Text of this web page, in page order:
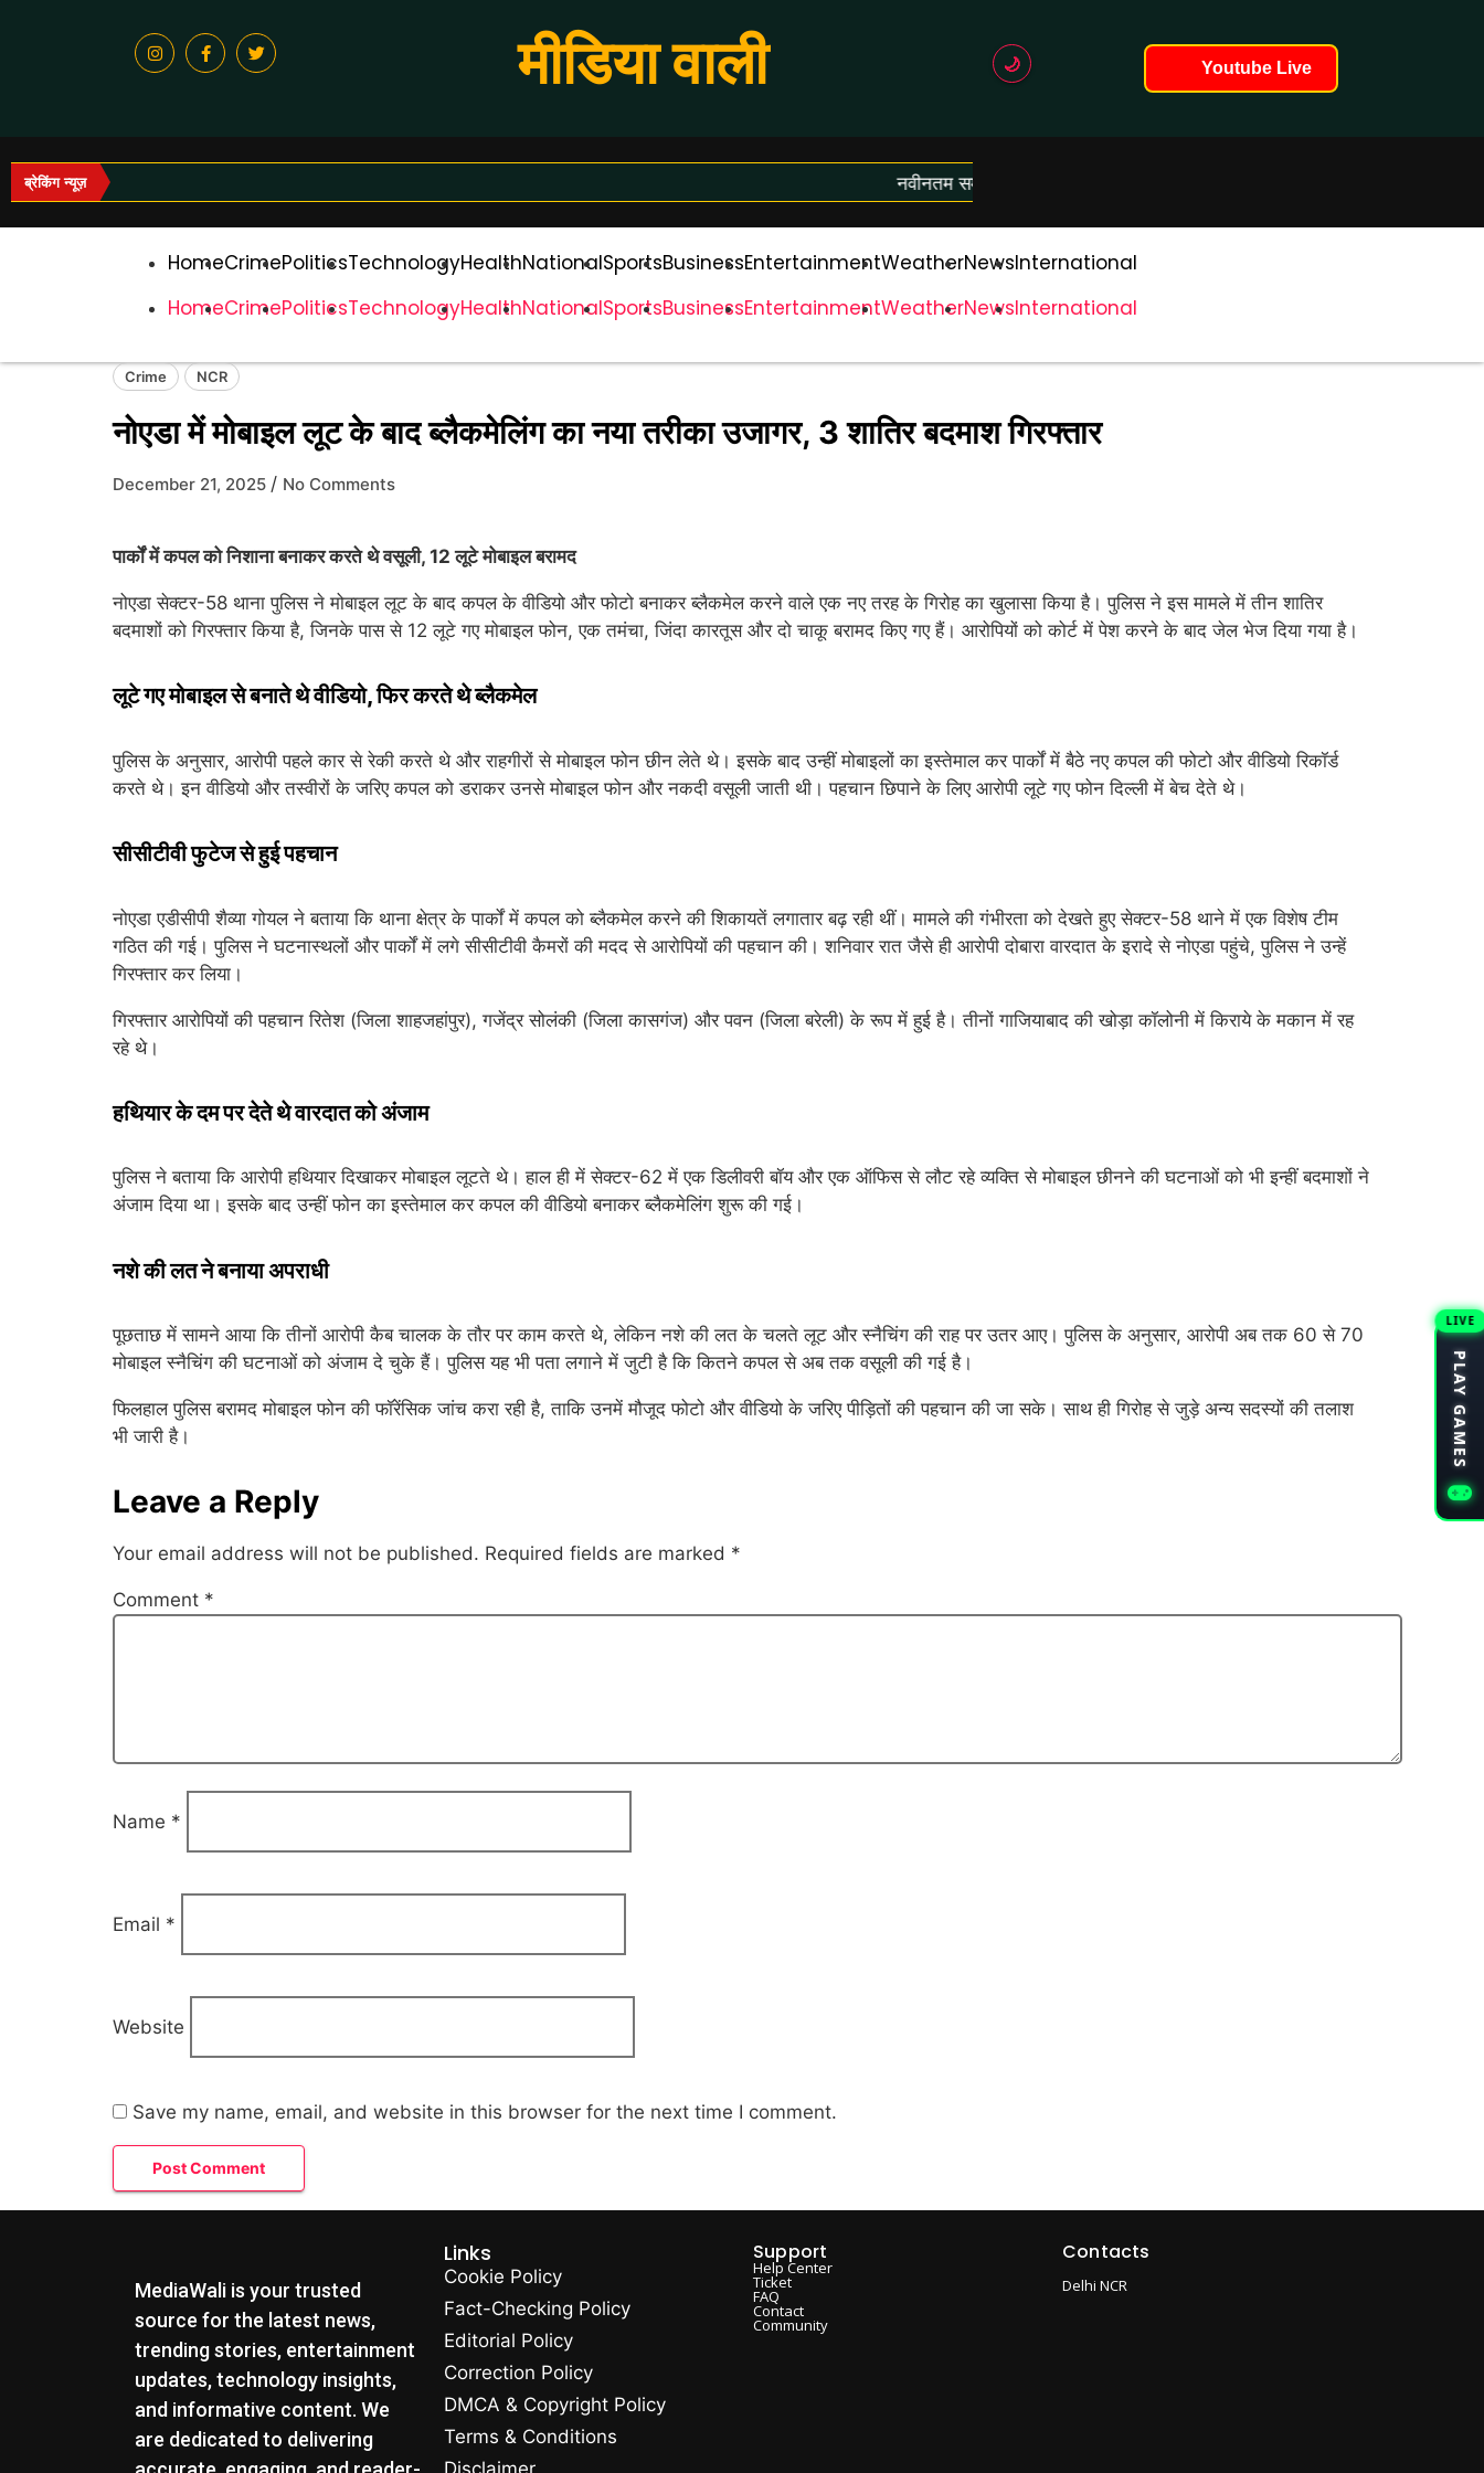
मीडिया वाली 🌙 Youtube Live
ब्रेकिंग न्यूज़ नवीनतम समाचार लोड हो रहे हैं...
HomeCrimePoliticsTechnologyHealthNationalSportsBusinessEntertainmentWeatherNewsInternational
HomeCrimePoliticsTechnologyHealthNationalSportsBusinessEntertainmentWeatherNewsInternational
Crime NCR
नोएडा में मोबाइल लूट के बाद ब्लैकमेलिंग का नया तरीका उजागर, 3 शातिर बदमाश गिरफ्तार
December 21, 2025 / No Comments
पार्कों में कपल को निशाना बनाकर करते थे वसूली, 12 लूटे मोबाइल बरामद
नोएडा सेक्टर-58 थाना पुलिस ने मोबाइल लूट के बाद कपल के वीडियो और फोटो बनाकर ब्लैकमेल करने वाले एक नए तरह के गिरोह का खुलासा किया है। पुलिस ने इस मामले में तीन शातिर
बदमाशों को गिरफ्तार किया है, जिनके पास से 12 लूटे गए मोबाइल फोन, एक तमंचा, जिंदा कारतूस और दो चाकू बरामद किए गए हैं। आरोपियों को कोर्ट में पेश करने के बाद जेल भेज दिया गया है।
लूटे गए मोबाइल से बनाते थे वीडियो, फिर करते थे ब्लैकमेल
पुलिस के अनुसार, आरोपी पहले कार से रेकी करते थे और राहगीरों से मोबाइल फोन छीन लेते थे। इसके बाद उन्हीं मोबाइलों का इस्तेमाल कर पार्कों में बैठे नए कपल की फोटो और वीडियो रिकॉर्ड
करते थे। इन वीडियो और तस्वीरों के जरिए कपल को डराकर उनसे मोबाइल फोन और नकदी वसूली जाती थी। पहचान छिपाने के लिए आरोपी लूटे गए फोन दिल्ली में बेच देते थे।
सीसीटीवी फुटेज से हुई पहचान
नोएडा एडीसीपी शैव्या गोयल ने बताया कि थाना क्षेत्र के पार्कों में कपल को ब्लैकमेल करने की शिकायतें लगातार बढ़ रही थीं। मामले की गंभीरता को देखते हुए सेक्टर-58 थाने में एक विशेष टीम
गठित की गई। पुलिस ने घटनास्थलों और पार्कों में लगे सीसीटीवी कैमरों की मदद से आरोपियों की पहचान की। शनिवार रात जैसे ही आरोपी दोबारा वारदात के इरादे से नोएडा पहुंचे, पुलिस ने उन्हें
गिरफ्तार कर लिया।
गिरफ्तार आरोपियों की पहचान रितेश (जिला शाहजहांपुर), गजेंद्र सोलंकी (जिला कासगंज) और पवन (जिला बरेली) के रूप में हुई है। तीनों गाजियाबाद की खोड़ा कॉलोनी में किराये के मकान में रह
रहे थे।
हथियार के दम पर देते थे वारदात को अंजाम
पुलिस ने बताया कि आरोपी हथियार दिखाकर मोबाइल लूटते थे। हाल ही में सेक्टर-62 में एक डिलीवरी बॉय और एक ऑफिस से लौट रहे व्यक्ति से मोबाइल छीनने की घटनाओं को भी इन्हीं बदमाशों ने
अंजाम दिया था। इसके बाद उन्हीं फोन का इस्तेमाल कर कपल की वीडियो बनाकर ब्लैकमेलिंग शुरू की गई।
नशे की लत ने बनाया अपराधी
पूछताछ में सामने आया कि तीनों आरोपी कैब चालक के तौर पर काम करते थे, लेकिन नशे की लत के चलते लूट और स्नैचिंग की राह पर उतर आए। पुलिस के अनुसार, आरोपी अब तक 60 से 70
मोबाइल स्नैचिंग की घटनाओं को अंजाम दे चुके हैं। पुलिस यह भी पता लगाने में जुटी है कि कितने कपल से अब तक वसूली की गई है।
फिलहाल पुलिस बरामद मोबाइल फोन की फॉरेंसिक जांच करा रही है, ताकि उनमें मौजूद फोटो और वीडियो के जरिए पीड़ितों की पहचान की जा सके। साथ ही गिरोह से जुड़े अन्य सदस्यों की तलाश
भी जारी है।
Leave a Reply
Your email address will not be published. Required fields are marked *
Comment *
Name *
Email *
Website
Save my name, email, and website in this browser for the next time I comment.
MediaWali is your trusted
source for the latest news,
trending stories, entertainment
updates, technology insights,
and informative content. We
are dedicated to delivering
Links
Cookie Policy
Fact-Checking Policy
Editorial Policy
Correction Policy
DMCA & Copyright Policy
Terms & Conditions
Support
Help Center
Ticket
FAQ
Contact
Community
Contacts
Delhi NCR
LIVE
PLAY GAMES